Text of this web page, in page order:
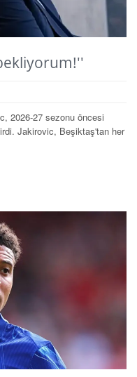
2026-27 sezonu öncesi
Jakirovic, Beşiktaş'tan her